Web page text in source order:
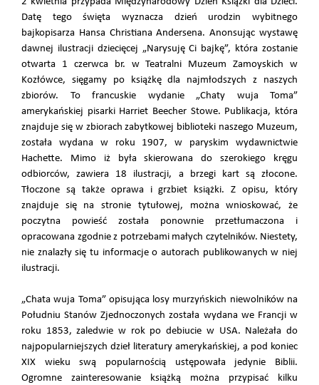
Datę tego święta wyznacza dzień urodzin wybitnego
bajkopisarza Hansa Christiana Andersena. Anonsując wystawę
dawnej ilustracji dziecięcej „Narysuję Ci bajkę”, która zostanie
otwarta 1 czerwca br. w Teatralni Muzeum Zamoyskich w
Kozłówce, sięgamy po książkę dla najmłodszych z naszych
zbiorów. To francuskie wydanie „Chaty wuja Toma”
amerykańskiej pisarki Harriet Beecher Stowe. Publikacja, która
znajduje się w zbiorach zabytkowej biblioteki naszego Muzeum,
została wydana w roku 1907, w paryskim wydawnictwie
Hachette. Mimo iż była skierowana do szerokiego kręgu
odbiorców, zawiera 18 ilustracji, a brzegi kart są złocone.
Tłoczone są także oprawa i grzbiet książki. Z opisu, który
znajduje się na stronie tytułowej, można wnioskować, że
poczytna powieść została ponownie przetłumaczona i
opracowana zgodnie z potrzebami małych czytelników. Niestety,
nie znalazły się tu informacje o autorach publikowanych w niej
ilustracji.
„Chata wuja Toma” opisująca losy murzyńskich niewolników na
Południu Stanów Zjednoczonych została wydana we Francji w
roku 1853, zaledwie w rok po debiucie w USA. Należała do
najpopularniejszych dzieł literatury amerykańskiej, a pod koniec
XIX wieku swą popularnością ustępowała jedynie Biblii.
Ogromne zainteresowanie książką można przypisać kilku